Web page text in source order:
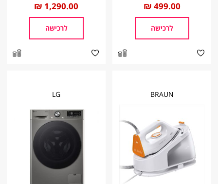
החל
מ
499.00 ₪
לרכישה
החל
מ
1,290.00 ₪
לרכישה
BRAUN
LG